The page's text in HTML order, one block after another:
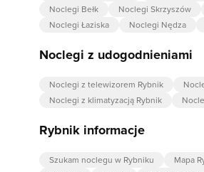
Noclegi Bełk
Noclegi Skrzyszów
Noclegi Łaziska
Noclegi Nędza
Noclegi z udogodnieniami
Noclegi z telewizorem Rybnik
Noclegi z klimatyzacją Rybnik
Rybnik informacje
Szukam noclegu w Rybniku Mapa